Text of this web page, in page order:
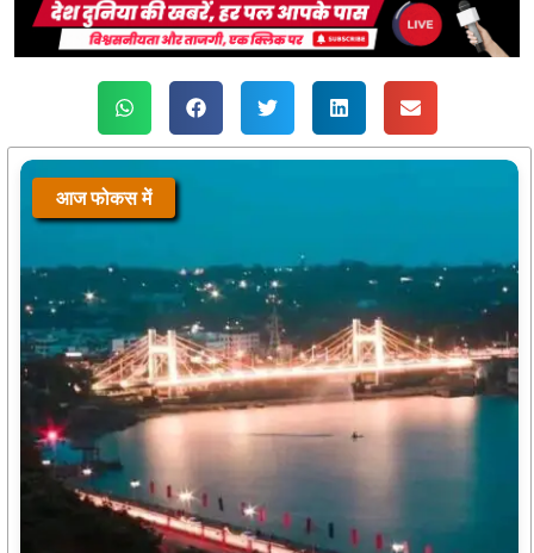
आज फोकस में